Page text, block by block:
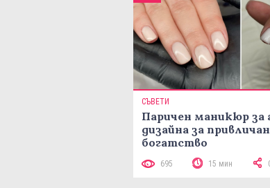
СЪВЕТИ
Паричен маникюр за
дизайна за
богатство
695 15 мин